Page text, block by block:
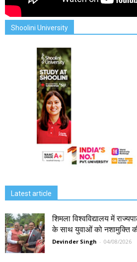
Shoolini University
Latest article
शिमला विश्वविद्यालय में
के साथ युवाओं को नशामुक्ति
Devinder Singh - 04/08/2026